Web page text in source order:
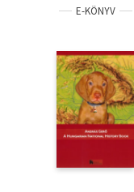
E-KÖNYV